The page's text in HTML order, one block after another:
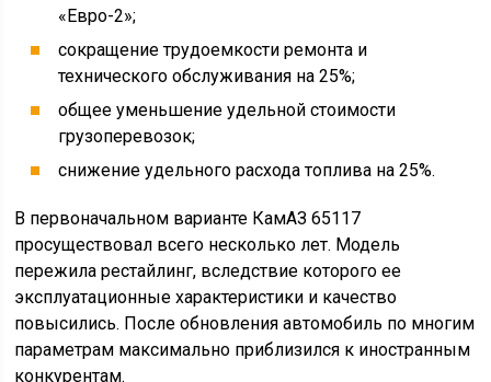
сиденья, CD-магнитола и кондиционер.
КамАЗ 65117 был доступен в нескольких исполнениях:
модификация «Т» предназначалась для
перевозок в местах с тропическим климатом.
температуре от -10 до +45 градусов и средней
влажности воздуха не более 80%;
модификация «У» выпускалась для стран и
областей с умеренным климатом (наиболее
массовое исполнение). Ее изготавливали для
мест с температурой от -45 до +40 градусов и